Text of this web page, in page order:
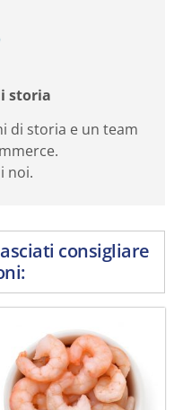
storia
di storia e un team
noi.
consigliare